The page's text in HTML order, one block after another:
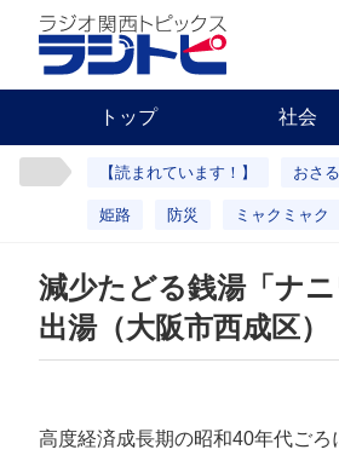
トップ 社会
【読まれています！】 おさ
姫路 防災 ミャクミャク
減少たどる銭湯「ナ
出湯（大阪市西成区）
高度経済成長期の昭和40年代ご